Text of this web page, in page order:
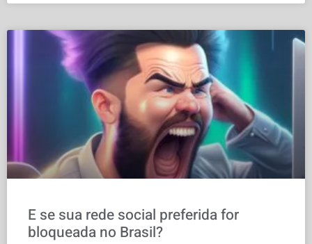
E se sua rede social preferida for
bloqueada no Brasil?